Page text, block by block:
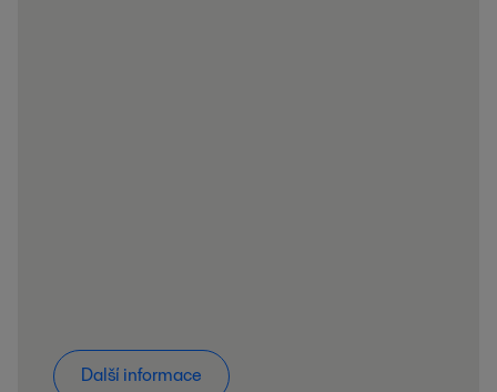
Další informace